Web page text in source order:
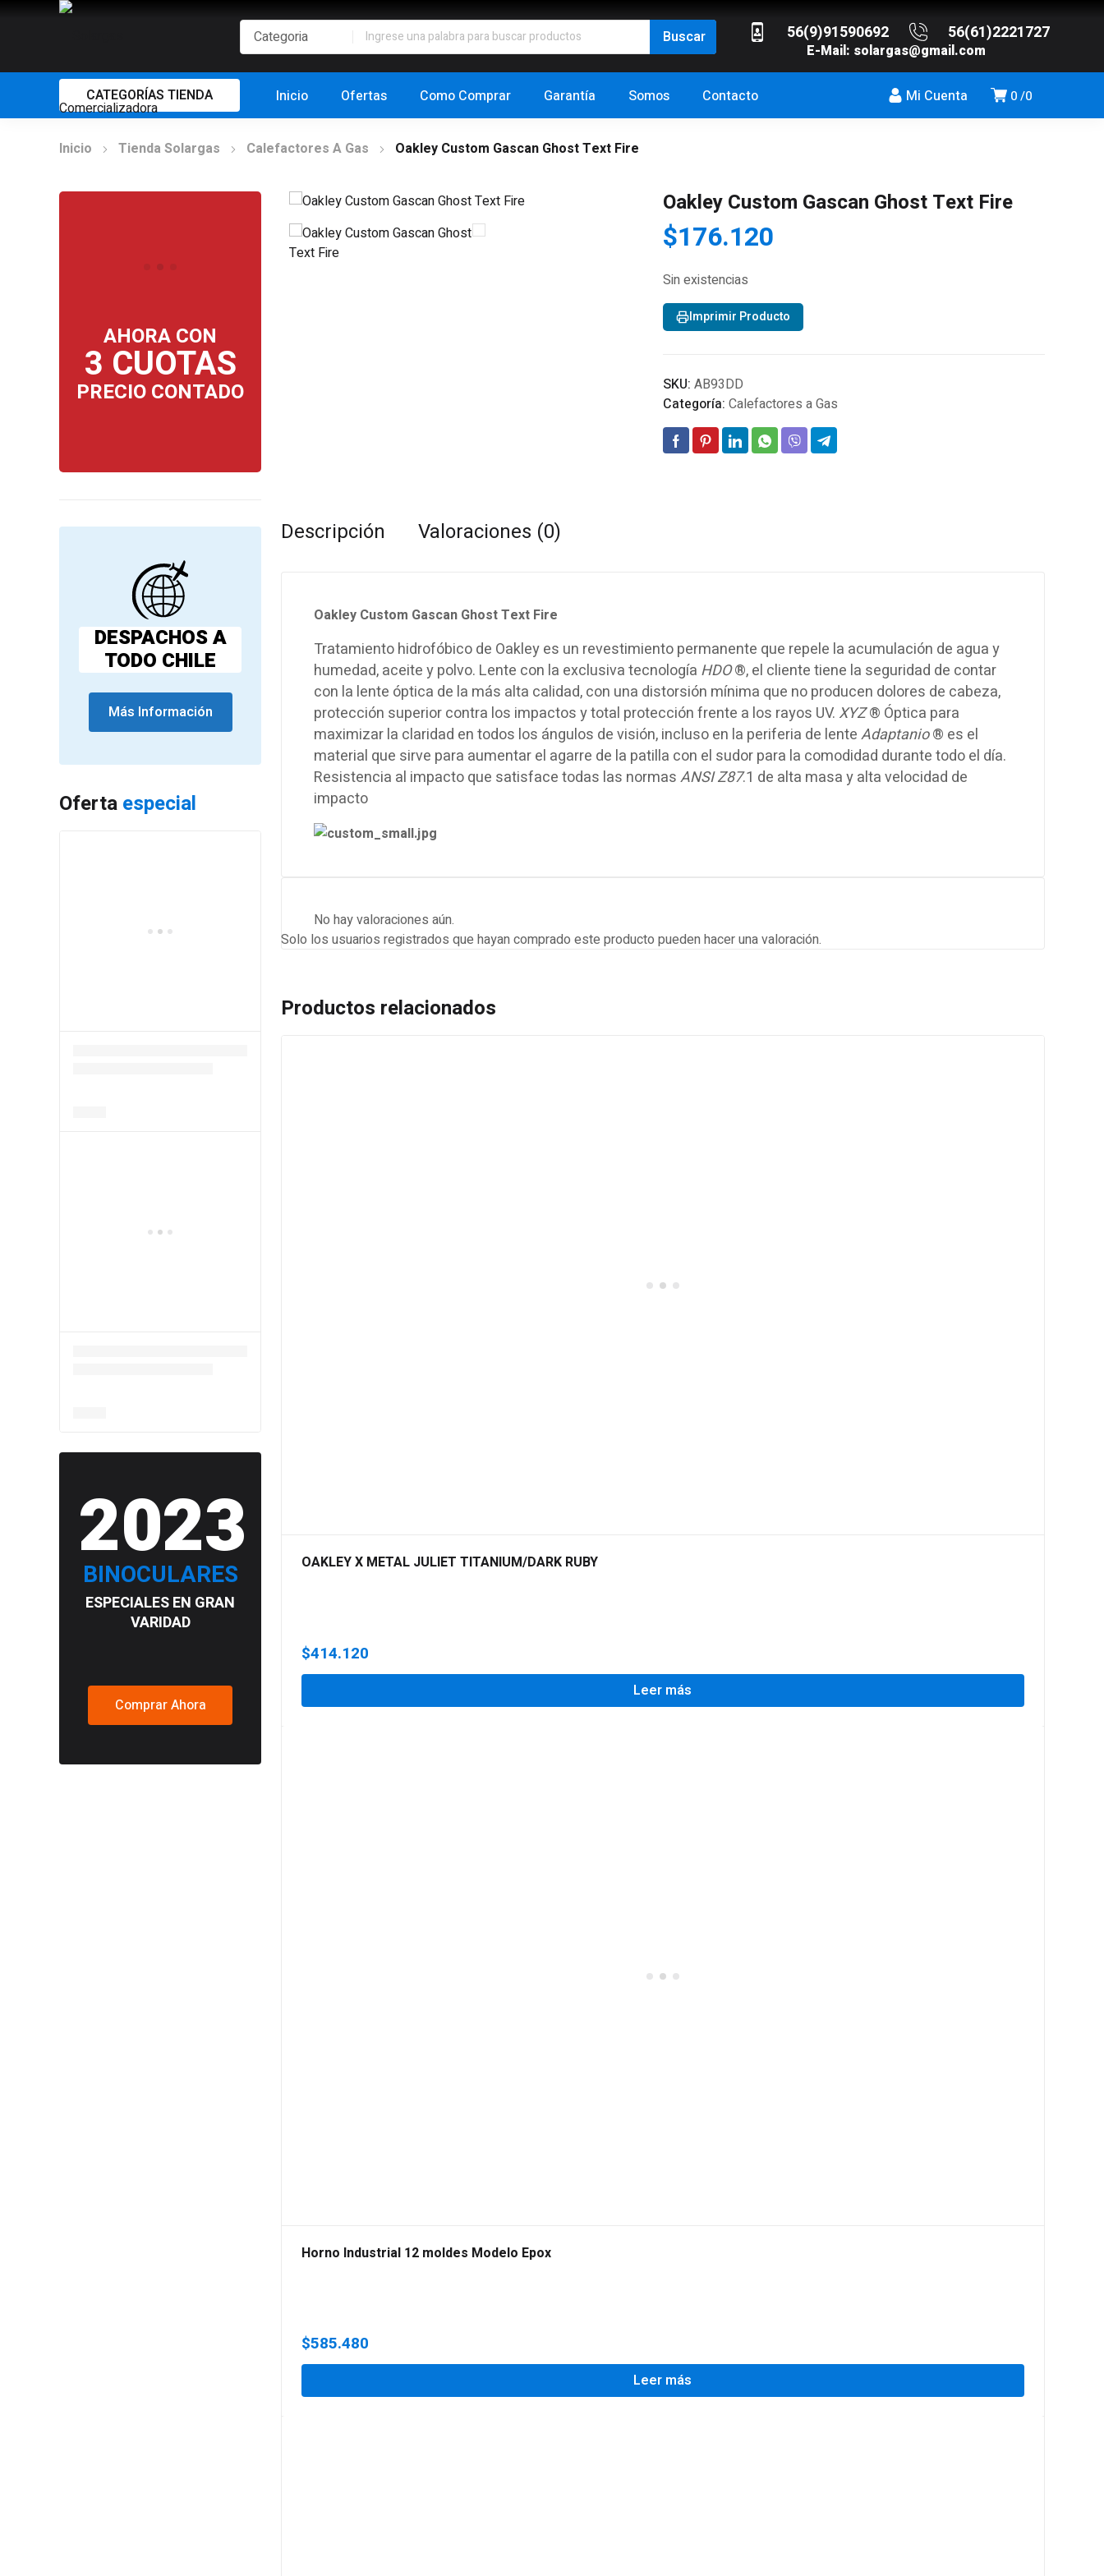
56(9)91590692 56(61)2221727
E-Mail: solargas@gmail.com
0 0
Mi Cuenta
CATEGORÍAS TIENDA Inicio Ofertas Como Comprar Garantía Somos Contacto
Inicio Tienda Solargas Calefactores A Gas Oakley Custom Gascan Ghost Text Fire
AHORA CON
3 CUOTAS
PRECIO CONTADO
DESPACHOS A
TODO CHILE
Más Información
Oferta especial
2023
BINOCULARES
ESPECIALES EN GRAN
VARIDAD
Comprar Ahora
Oakley Custom Gascan Ghost Text Fire
$176.120
Sin existencias
Imprimir Producto
SKU: AB93DD
Categoría: Calefactores a Gas
Descripción Valoraciones (0)
Oakley Custom Gascan Ghost Text Fire
Tratamiento hidrofóbico de Oakley es un revestimiento permanente que repele la acumulación de agua y
humedad, aceite y polvo. Lente con la exclusiva tecnología HDO®, el cliente tiene la seguridad de contar
con la lente óptica de la más alta calidad, con una distorsión mínima que no producen dolores de cabeza,
protección superior contra los impactos y total protección frente a los rayos UV. XYZ® Óptica para
maximizar la claridad en todos los ángulos de visión, incluso en la periferia de lenteAdaptanio® es el
material que sirve para aumentar el agarre de la patilla con el sudor para la comodidad durante todo el día.
Resistencia al impacto que satisface todas las normasANSI Z87.1 de alta masa y alta velocidad de
impacto
No hay valoraciones aún.
Solo los usuarios registrados que hayan comprado este producto pueden hacer una valoración.
Productos relacionados
OAKLEY X METAL JULIET TITANIUM/DARK RUBY
$414.120
Leer más
Horno Industrial 12 moldes Modelo Epox
$585.480
Leer más